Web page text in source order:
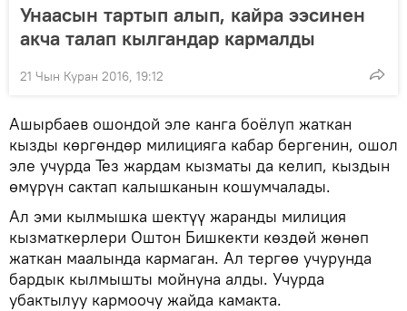
Унаасын тартып алып, кайра ээсинен
акча талап кылгандар кармалды
21 Чын Куран 2016, 19:12
Ашырбаев ошондой эле канга боёлуп жаткан
кызды көргөндөр милицияга кабар бергенин, ошол
эле учурда Тез жардам кызматы да келип, кыздын
өмүрүн сактап калышканын кошумчалады.
Ал эми кылмышка шектүү жаранды милиция
кызматкерлери Оштон Бишкекти көздөй жөнөп
жаткан маалында кармаган. Ал тергөө учурунда
бардык кылмышты мойнуна алды. Учурда
убактылуу кармоочу жайда камакта.